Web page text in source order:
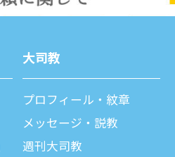
⼤司教
プロフィール・紋章
メッセージ・説教
週刊⼤司教